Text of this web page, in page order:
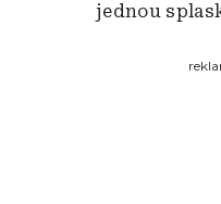
jednou